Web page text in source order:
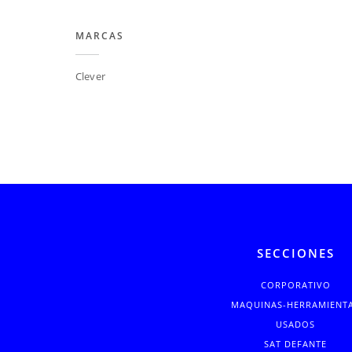
MARCAS
Clever
SECCIONES
CORPORATIVO
MAQUINAS-
USADOS
SAT DEFANTE